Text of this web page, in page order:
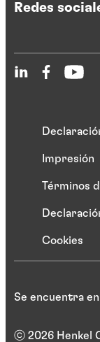
Redes
Impresión
Términos
Cookies
ⓒ 2026 Henkel
Se encuentra